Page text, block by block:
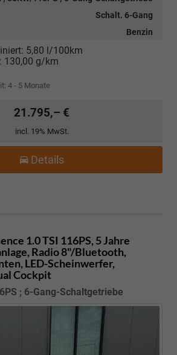
Schalt. 6-Gang
Benzin
5,80 l/100km
130,00 g/km
4 - 5 Monate
21.795,– €
incl. 19% MwSt.
Details
drucken
1.0 TSI 116PS, 5 Jahre
Radio 8"/Bluetooth,
LED-Scheinwerfer,
Cockpit
; 6-Gang-Schaltgetriebe